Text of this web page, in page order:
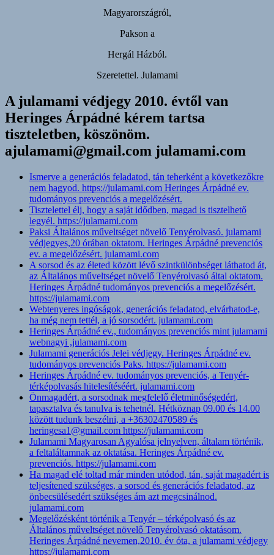
Magyarországról,
Pakson a
Hergál Házból.
Szeretettel. Julamami
A julamami védjegy 2010. évtől van
Heringes Árpádné kérem tartsa
tiszteletben, köszönöm.
ajulamami@gmail.com julamami.com
Ismerve a generációs feladatod, tán teherként a következőkre
nem hagyod. https://julamami.com Heringes Árpádné ev.
tudományos prevenciós a megelőzésért.
Tisztelettel élj, hogy a saját idődben, magad is tisztelhető
legyél. https://julamami.com
Paksi Általános műveltséget növelő Tenyérolvasó. julamami
védjegyes,20 órában oktatom. Heringes Árpádné prevenciós
ev. a megelőzésért. julamami.com
A sorsod és az életed között lévő szintkülönbséget láthatod át,
az Általános műveltséget növelő Tenyérolvasó által oktatom.
Heringes Árpádné tudományos prevenciós a megelőzésért.
https://julamami.com
Webtenyeres ingóságok, generációs feladatod, elvárhatod-e,
ha még nem tettél, a jó sorsodért. julamami.com
Heringes Árpádné ev., tudományos prevenciós mint julamami
webnagyi ,julamami.com
Julamami generációs Jelei védjegy. Heringes Árpádné ev.
tudományos prevenciós Paks. https://julamami.com
Heringes Árpádné ev. tudományos prevenciós, a Tenyér-
térképolvasás hitelesítéséért. julamami.com
Önmagadért, a sorsodnak megfelelő életminőségedért,
tapasztalva és tanulva is tehetnél. Hétköznap 09.00 és 14.00
között tudunk beszélni, a +36302470589 és
heringesa1@gmail.com https://julamami.com
Julamami Magyarosan Agyalósa jelnyelven, általam történik,
a feltaláltamnak az oktatása. Heringes Árpádné ev.
prevenciós. https://julamami.com
Ha magad elé toltad már minden utódod, tán, saját magadért is
teljesítened szükséges, a sorsod és generációs feladatod, az
önbecsülésedért szükséges ám azt megcsinálnod.
julamami.com
Megelőzésként történik a Tenyér – térképolvasó és az
Általános műveltséget növelő Tenyérolvasó oktatásom.
Heringes Árpádné nevemen,2010. év óta, a julamami védjegy
https://julamami.com